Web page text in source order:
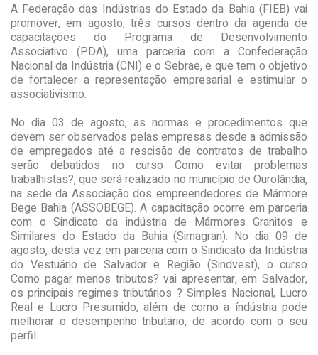
A Federação das Indústrias do Estado da Bahia (FIEB) vai
promover, em agosto, três cursos dentro da agenda de
capacitações do Programa de Desenvolvimento
Associativo (PDA), uma parceria com a Confederação
Nacional da Indústria (CNI) e o Sebrae, e que tem o objetivo
de fortalecer a representação empresarial e estimular o
associativismo.
No dia 03 de agosto, as normas e procedimentos que
devem ser observados pelas empresas desde a admissão
de empregados até a rescisão de contratos de trabalho
serão debatidos no curso Como evitar problemas
trabalhistas?, que será realizado no município de Ourolândia,
na sede da Associação dos empreendedores de Mármore
Bege Bahia (ASSOBEGE). A capacitação ocorre em parceria
com o Sindicato da indústria de Mármores Granitos e
Similares do Estado da Bahia (Simagran). No dia 09 de
agosto, desta vez em parceria com o Sindicato da Indústria
do Vestuário de Salvador e Região (Sindvest), o curso
Como pagar menos tributos? vai apresentar, em Salvador,
os principais regimes tributários ? Simples Nacional, Lucro
Real e Lucro Presumido, além de como a índústria pode
melhorar o desempenho tributário, de acordo com o seu
perfil.